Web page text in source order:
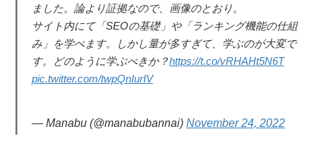
ました。論より証拠なので、画像のとおり。
サイト内にて「SEOの基礎」や「ランキング機能の仕組
み」を学べます。しかし量が多すぎて、学ぶのが大変で
す。どのように学ぶべきか？https://t.co/vRHAHt5N6T
pic.twitter.com/twpQnIurIV
— Manabu (@manabubannai) November 24, 2022